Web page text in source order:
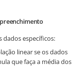
dados específicos:
linear se os dados
que faça a média dos